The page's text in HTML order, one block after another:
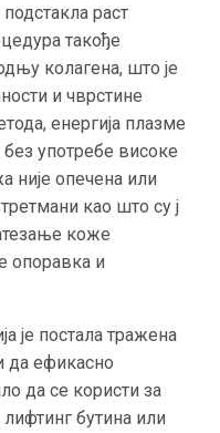
раст
такође
колагена, што је
и чврстине
енергија плазме
употребе високе
није опечена или
као што су j
коже
опоравка и
је постала тражена
да ефикасно
да се користи за
бутина или